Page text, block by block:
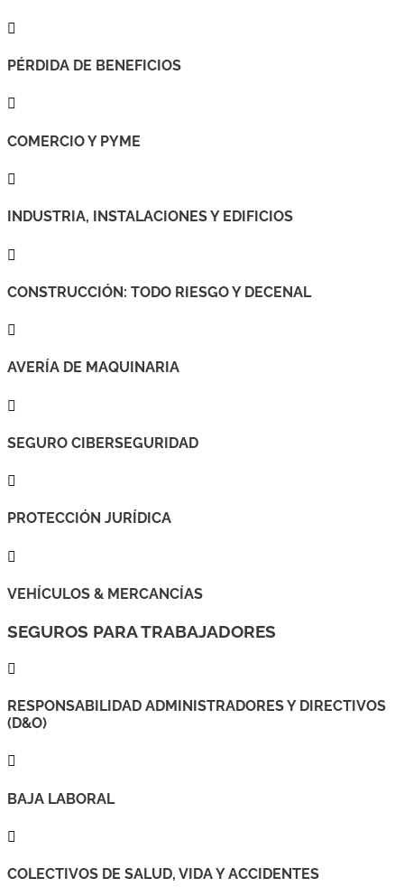

PÉRDIDA DE BENEFICIOS

COMERCIO Y PYME

INDUSTRIA, INSTALACIONES Y EDIFICIOS

CONSTRUCCIÓN: TODO RIESGO Y DECENAL

AVERÍA DE MAQUINARIA

SEGURO CIBERSEGURIDAD

PROTECCIÓN JURÍDICA

VEHÍCULOS & MERCANCÍAS
SEGUROS PARA TRABAJADORES

RESPONSABILIDAD ADMINISTRADORES Y DIRECTIVOS
(D&O)

BAJA LABORAL

COLECTIVOS DE SALUD, VIDA Y ACCIDENTES